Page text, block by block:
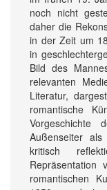
noch nicht
daher die
in der Zeit um
in
Bild des
relevanten
Literatur,
romantische
Vorgeschichte
Außenseiter
kritisch
Repräsentation
romantischen